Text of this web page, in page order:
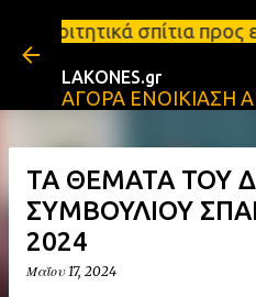
Μετάβαση στο
προς ενοικίαση
LAKONES.gr
ΑΓΟΡΑ ΕΝΟΙΚΙΑΣΗ
ΤΑ ΘΕΜΑΤΑ ΤΟΥ
ΣΥΜΒΟΥΛΙΟΥ
2024
Μαΐου 17, 2024